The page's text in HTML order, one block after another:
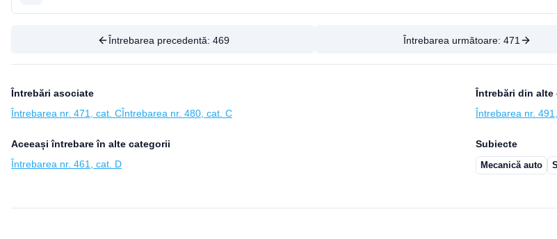
Întrebarea precedentă: 469 Întrebarea următoare: 471
Întrebări asociate
Întrebarea nr. 471, cat. CÎntrebarea nr. 480, cat. C
Întrebări din alte
Întrebarea nr.
Aceeași întrebare în alte categorii
Întrebarea nr. 461, cat. D
Subiecte
Mecanică auto